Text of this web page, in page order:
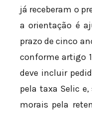
já receberam o
a orientação é
prazo de cinco
conforme artigo
deve incluir
pela taxa Selic
morais pela